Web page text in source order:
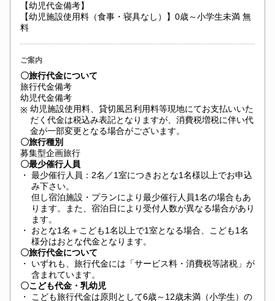
【幼児代金備考】
【幼児施設使用料（食事・寝具なし）】0歳～小学生未満 無
料
ご案内
〇旅行代金について
旅行代金備考
幼児代金備考
※ 幼児施設使用料、貸切風呂利用料等現地にてお支払いいた
だく代金は税込み表記となりますが、消費税増税に伴い代
金が一部変更となる場合がございます。
〇旅行種別
募集型企画旅行
〇最少催行人員
・ 最少催行人員：2名／1室につきおとな1名様以上でお申込
み下さい。
但し宿泊施設・プランにより最少催行人員1名の場合もあ
ります。また、宿泊日により受付人数が異なる場合があり
ます。
・
おとな1名＋こども1名以上で1室となる場合、こども1名
様分はおとな代金となります。
〇旅行代金について
・
いずれも、旅行代金には「サービス料・消費税等諸税」が
含まれています。
〇こども代金・乳幼児
・
こども旅行代金は原則として6歳～12歳未満（小学生）の